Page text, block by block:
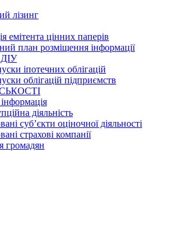
лізинг
емітента цінних паперів
план розміщення інформації
ДІУ
іпотечних облігацій
облігацій підприємств
діяльність
суб’єкти оціночної діяльності
страхові компанії
громадян